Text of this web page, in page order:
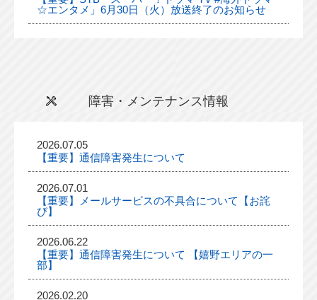
☆エンタメ」6月30日（火）放送終了のお知らせ
障害・メンテナンス情報
2026.07.05
【重要】通信障害発生について
2026.07.01
【重要】メールサービスの不具合について【お詫
び】
2026.06.22
【重要】通信障害発生について 【嬉野エリアの一
部】
2026.02.20